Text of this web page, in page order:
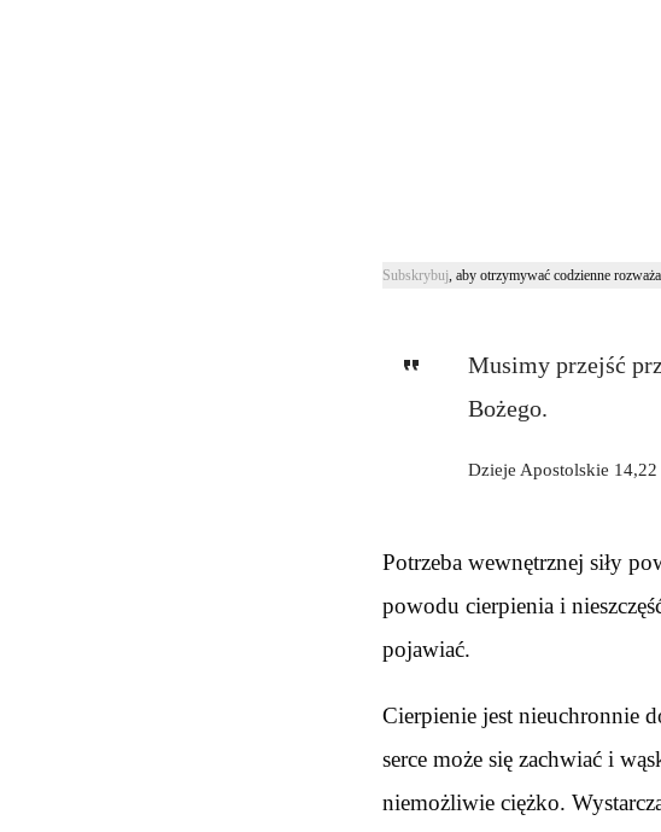
Subskrybuj, aby otrzymywać codzienne
Musimy przejść
Bożego.
Dzieje Apostolskie 14,22
Potrzeba wewnętrznej siły
powodu cierpienia i
pojawiać.
Cierpienie jest nieuchronnie
serce może się zachwiać i
niemożliwie ciężko.